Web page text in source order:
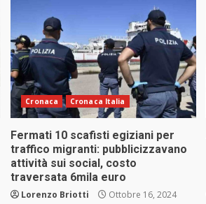
Cronaca Cronaca Italia
Fermati 10 scafisti egiziani per
traffico migranti: pubblicizzavano
attività sui social, costo
traversata 6mila euro
Lorenzo Briotti Ottobre 16, 2024